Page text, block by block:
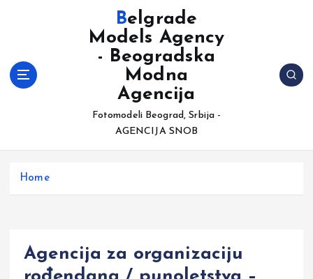
t
Belgrade
Models Agency
- Beogradska
Modna
Agencija
Fotomodeli Beograd, Srbija -
AGENCIJA SNOB
Home
Agencija za organizaciju